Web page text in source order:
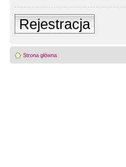
Rejestracja
Strona główna